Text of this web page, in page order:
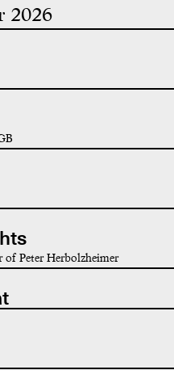
2026
Peter Herbolzheimer